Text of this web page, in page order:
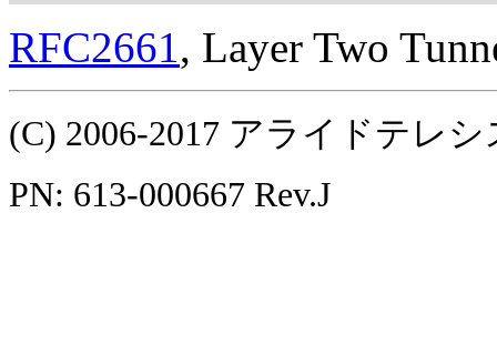
RFC2661, Layer Two
(C) 2006-2017 アライドテレ
PN: 613-000667 Rev.J